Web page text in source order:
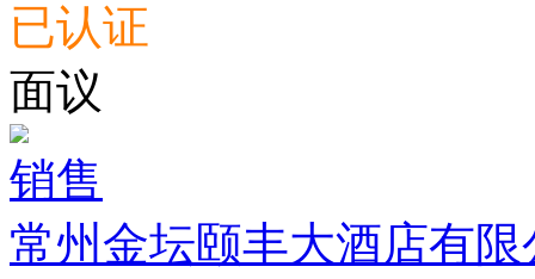
已认证
面议
销售
常州金坛颐丰大酒店有限